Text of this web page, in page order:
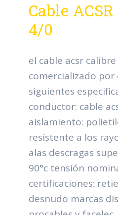
Cable
4/0
el cable acsr
comercializado por
siguientes
conductor: cable
aislamiento:
resistente a los
alas descragas
90°c tensión
certificaciones:
desnudo marcas